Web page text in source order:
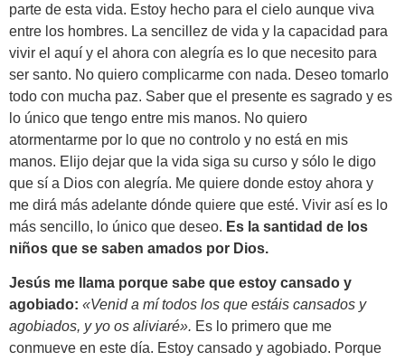
parte de esta vida. Estoy hecho para el cielo aunque viva
entre los hombres. La sencillez de vida y la capacidad para
vivir el aquí y el ahora con alegría es lo que necesito para
ser santo. No quiero complicarme con nada. Deseo tomarlo
todo con mucha paz. Saber que el presente es sagrado y es
lo único que tengo entre mis manos. No quiero
atormentarme por lo que no controlo y no está en mis
manos. Elijo dejar que la vida siga su curso y sólo le digo
que sí a Dios con alegría. Me quiere donde estoy ahora y
me dirá más adelante dónde quiere que esté. Vivir así es lo
más sencillo, lo único que deseo. Es la santidad de los
niños que se saben amados por Dios.
Jesús me llama porque sabe que estoy cansado y
agobiado: «Venid a mí todos los que estáis cansados y
agobiados, y yo os aliviaré». Es lo primero que me
conmueve en este día. Estoy cansado y agobiado. Porque